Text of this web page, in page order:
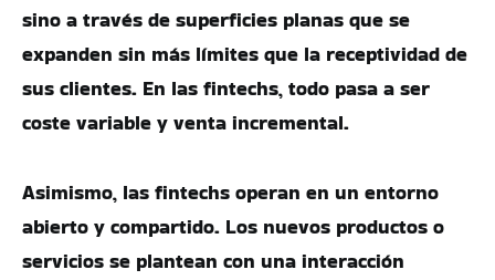
sino a través de superficies planas que se
expanden sin más límites que la receptividad de
sus clientes. En las fintechs, todo pasa a ser
coste variable y venta incremental.
Asimismo, las fintechs operan en un entorno
abierto y compartido. Los nuevos productos o
servicios se plantean con una interacción